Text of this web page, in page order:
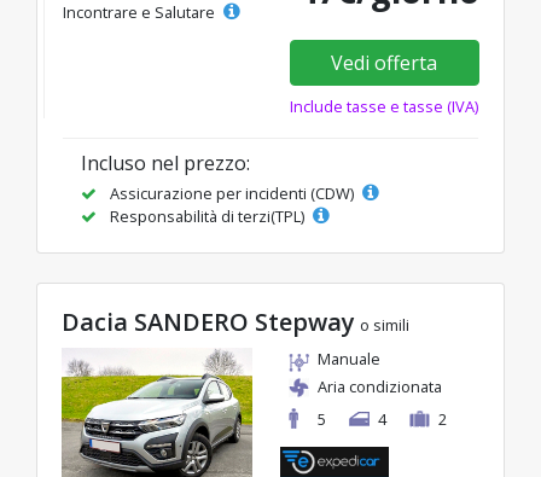
Incontrare e Salutare
Vedi offerta
Include tasse e tasse (IVA)
Incluso nel prezzo:
Assicurazione per incidenti (CDW)
Responsabilità di terzi(TPL)
Dacia SANDERO Stepway o simili
Manuale
Aria condizionata
5
4 2